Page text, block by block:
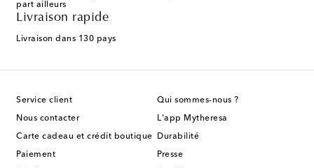
part ailleurs
Livraison rapide
Livraison dans 130 pays
Service client
Nous contacter
Carte cadeau et crédit boutique
Paiement
Qui sommes-nous ?
L'app Mytheresa
Durabilité
Presse